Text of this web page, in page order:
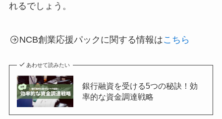
れるでしょう。
NCB創業応援パックに関する情報はこちら
あわせて読みたい
銀行融資を受ける5つの秘訣！効
率的な資金調達戦略